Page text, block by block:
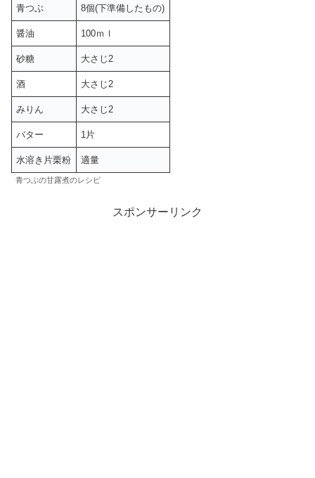
青つぶ 8個(下準備したもの)
醤油 100ｍｌ
砂糖 大さじ2
酒 大さじ2
みりん 大さじ2
バター 1片
水溶き片栗粉 適量
青つぶの甘露煮のレシピ
スポンサーリンク